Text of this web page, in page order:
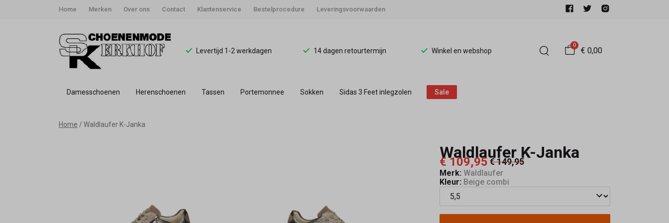
Home Merken Over ons Contact Klantenservice Bestelprocedure Leveringsvoorwaarden
Levertijd 1-2 werkdagen 14 dagen retourtermijn Winkel en webshop
0
€ 0,00
Damesschoenen Herenschoenen Tassen Portemonnee Sokken Sidas 3 Feet inlegzolen Sale
Waldlaufer
Schoenmode
Home Waldlaufer K-Janka
Waldlaufer K-Janka
€ 109,95 € 149,95
Merk: Waldlaufer
Kleur: Beige combi